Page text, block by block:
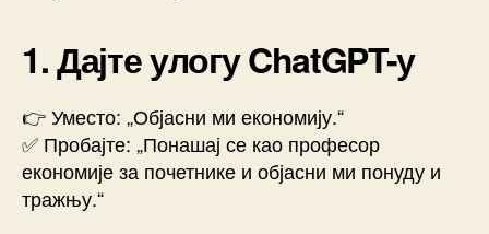
1. Дајте улогу ChatGPT-у
👉 Уместо: „Објасни ми економију.“
✅ Пробајте: „Понашај се као професор
економије за почетнике и објасни ми понуду и
тражњу.“